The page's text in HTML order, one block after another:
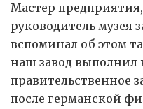
Мастер
руководитель музея
вспоминал об этом
наш завод выполнил
правительственное
после германской